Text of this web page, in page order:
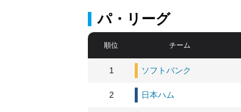
パ・リーグ
順位 チーム
1 ソフトバンク
2 日本ハム